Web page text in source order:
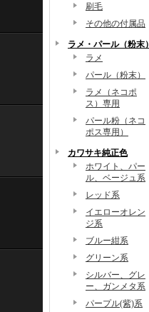
刷毛
その他の付属品
ラメ・パール（粉末）
ラメ
パール（粉末）
ラメ（ネコポ
ス）専用
パール粉（ネコ
ポス専用）
カワサキ純正色
ホワイト、パー
ル、ベージュ系
レッド系
イエローオレン
ジ系
ブルー紺系
グリーン系
シルバー、グレ
ー、ガンメタ系
パープル(紫)系